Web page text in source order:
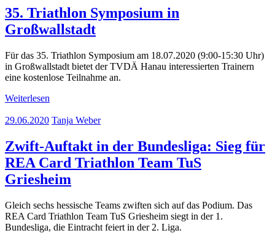
35. Triathlon Symposium in
Großwallstadt
Für das 35. Triathlon Symposium am 18.07.2020 (9:00-15:30 Uhr)
in Großwallstadt bietet der TVDÄ Hanau interessierten Trainern
eine kostenlose Teilnahme an.
Weiterlesen
29.06.2020 Tanja Weber
Zwift-Auftakt in der Bundesliga: Sieg für
REA Card Triathlon Team TuS
Griesheim
Gleich sechs hessische Teams zwiften sich auf das Podium. Das
REA Card Triathlon Team TuS Griesheim siegt in der 1.
Bundesliga, die Eintracht feiert in der 2. Liga.